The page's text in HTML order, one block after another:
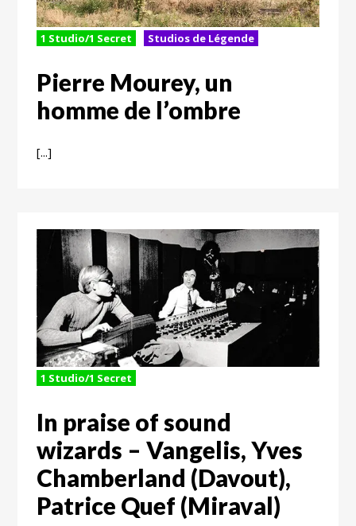
1 Studio/1 Secret Studios de Légende
Pierre Mourey, un
homme de l’ombre
[...]
1 Studio/1 Secret
In praise of sound
wizards – Vangelis, Yves
Chamberland (Davout),
Patrice Quef (Miraval)